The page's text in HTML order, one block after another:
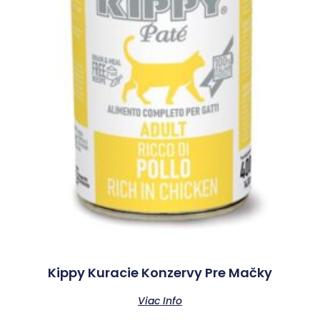
Kippy Kuracie Konzervy Pre Mačky
Viac Info